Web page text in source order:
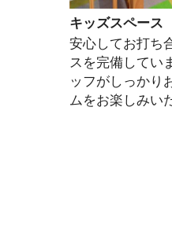
キッズスペース
安心してお打ち
スを完備してい
ッフがしっかり
ムをお楽しみい